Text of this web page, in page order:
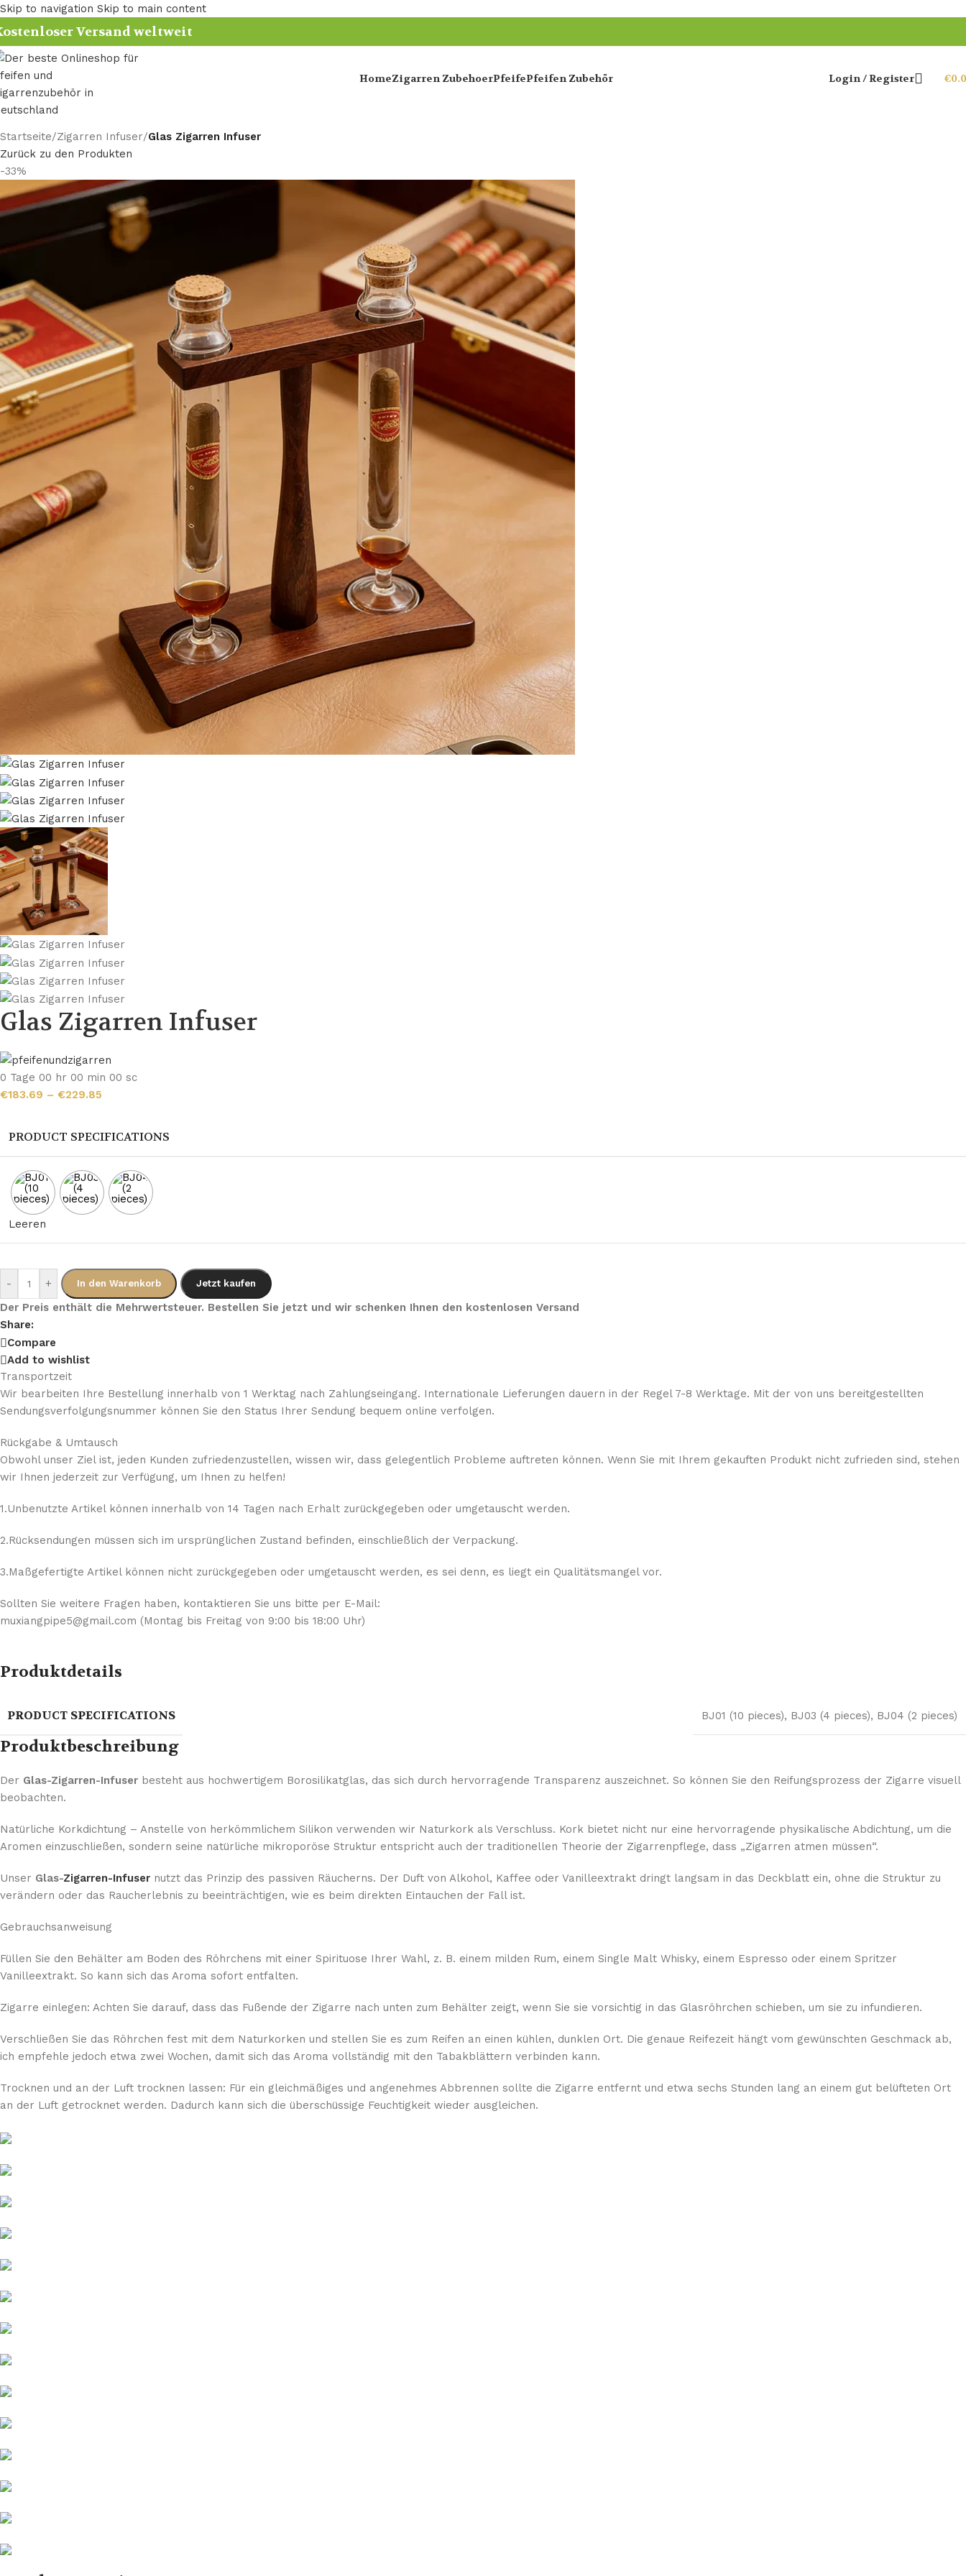
Skip to navigation Skip to main content
Versand weltweit
HomeZigarren ZubehoerPfeifePfeifen Zubehör Login / Register €
Startseite/Zigarren Infuser/Glas Zigarren Infuser
Zurück zu den Produkten
-33%
Glas Zigarren Infuser
0 Tage 00 hr 00 min 00 sc
€183.69 – €229.85
PRODUCT SPECIFICATIONS
Leeren
- + In den Warenkorb Jetzt kaufen
Der Preis enthält die Mehrwertsteuer. Bestellen Sie jetzt und wir schenken Ihnen den kostenlosen Versand
Share:
Compare
Add to wishlist
Transportzeit
Wir bearbeiten Ihre Bestellung innerhalb von 1 Werktag nach Zahlungseingang. Internationale Lieferungen dauern in der Regel 7-8 Werktage. Mit der von uns bereitgestellten
Sendungsverfolgungsnummer können Sie den Status Ihrer Sendung bequem online verfolgen.
Rückgabe & Umtausch
Obwohl unser Ziel ist, jeden Kunden zufriedenzustellen, wissen wir, dass gelegentlich Probleme auftreten können. Wenn Sie mit Ihrem gekauften Produkt nicht zufrieden sind, stehen
wir Ihnen jederzeit zur Verfügung, um Ihnen zu helfen!
1.Unbenutzte Artikel können innerhalb von 14 Tagen nach Erhalt zurückgegeben oder umgetauscht werden.
2.Rücksendungen müssen sich im ursprünglichen Zustand befinden, einschließlich der Verpackung.
3.Maßgefertigte Artikel können nicht zurückgegeben oder umgetauscht werden, es sei denn, es liegt ein Qualitätsmangel vor.
Sollten Sie weitere Fragen haben, kontaktieren Sie uns bitte per E-Mail:
muxiangpipe5@gmail.com (Montag bis Freitag von 9:00 bis 18:00 Uhr)
Produktdetails
PRODUCT SPECIFICATIONS BJ01 (10 pieces), BJ03 (4 pieces), BJ04 (2 pieces)
Produktbeschreibung
Der Glas-Zigarren-Infuser besteht aus hochwertigem Borosilikatglas, das sich durch hervorragende Transparenz auszeichnet. So können Sie den Reifungsprozess der Zigarre visuell
beobachten.
Natürliche Korkdichtung – Anstelle von herkömmlichem Silikon verwenden wir Naturkork als Verschluss. Kork bietet nicht nur eine hervorragende physikalische Abdichtung, um die
Aromen einzuschließen, sondern seine natürliche mikroporöse Struktur entspricht auch der traditionellen Theorie der Zigarrenpflege, dass „Zigarren atmen müssen“.
Unser Glas-Zigarren-Infuser nutzt das Prinzip des passiven Räucherns. Der Duft von Alkohol, Kaffee oder Vanilleextrakt dringt langsam in das Deckblatt ein, ohne die Struktur zu
verändern oder das Raucherlebnis zu beeinträchtigen, wie es beim direkten Eintauchen der Fall ist.
Gebrauchsanweisung
Füllen Sie den Behälter am Boden des Röhrchens mit einer Spirituose Ihrer Wahl, z. B. einem milden Rum, einem Single Malt Whisky, einem Espresso oder einem Spritzer
Vanilleextrakt. So kann sich das Aroma sofort entfalten.
Zigarre einlegen: Achten Sie darauf, dass das Fußende der Zigarre nach unten zum Behälter zeigt, wenn Sie sie vorsichtig in das Glasröhrchen schieben, um sie zu infundieren.
Verschließen Sie das Röhrchen fest mit dem Naturkorken und stellen Sie es zum Reifen an einen kühlen, dunklen Ort. Die genaue Reifezeit hängt vom gewünschten Geschmack ab,
ich empfehle jedoch etwa zwei Wochen, damit sich das Aroma vollständig mit den Tabakblättern verbinden kann.
Trocknen und an der Luft trocknen lassen: Für ein gleichmäßiges und angenehmes Abbrennen sollte die Zigarre entfernt und etwa sechs Stunden lang an einem gut belüfteten Ort
an der Luft getrocknet werden. Dadurch kann sich die überschüssige Feuchtigkeit wieder ausgleichen.